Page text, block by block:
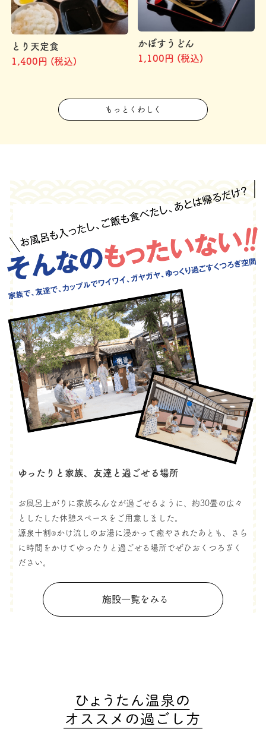
とり天定食
1,400円 (税込)
かぼすうどん
1,100円 (税込)
もっとくわしく
ゆったりと家族、友達と過ごせる場所
お風呂上がりに家族みんなが過ごせるように、約30畳の広々
としたした休憩スペースをご用意しました。
源泉十割 ® かけ流しのお湯に浸かって癒やされたあとも、さら
に時間をかけてゆったりと過ごせる場所でぜひおくつろぎく
ださい。